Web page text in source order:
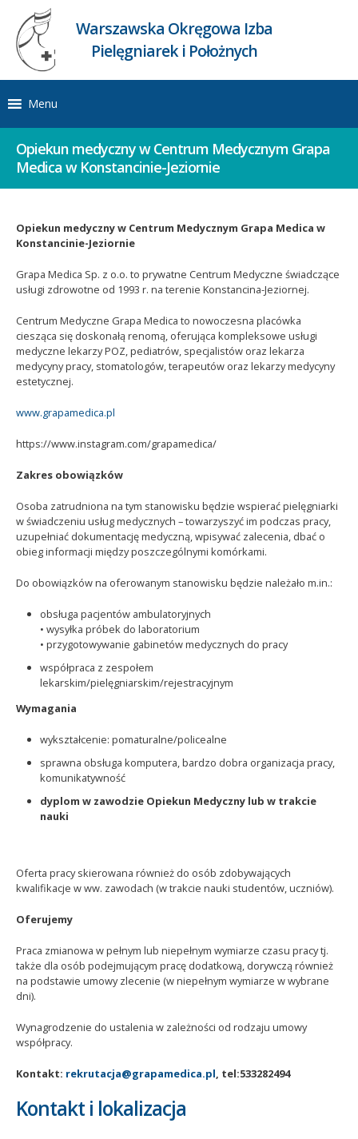
Warszawska Okręgowa Izba
Pielęgniarek i Położnych
Menu
Opiekun medyczny w Centrum Medycznym Grapa
Medica w Konstancinie-Jeziornie
Opiekun medyczny w Centrum Medycznym Grapa Medica w
Konstancinie-Jeziornie
Grapa Medica Sp. z o.o. to prywatne Centrum Medyczne świadczące
usługi zdrowotne od 1993 r. na terenie Konstancina-Jeziornej.
Centrum Medyczne Grapa Medica to nowoczesna placówka
ciesząca się doskonałą renomą, oferująca kompleksowe usługi
medyczne lekarzy POZ, pediatrów, specjalistów oraz lekarza
medycyny pracy, stomatologów, terapeutów oraz lekarzy medycyny
estetycznej.
www.grapamedica.pl
https://www.instagram.com/grapamedica/
Zakres obowiązków
Osoba zatrudniona na tym stanowisku będzie wspierać pielęgniarki
w świadczeniu usług medycznych – towarzyszyć im podczas pracy,
uzupełniać dokumentację medyczną, wpisywać zalecenia, dbać o
obieg informacji między poszczególnymi komórkami.
Do obowiązków na oferowanym stanowisku będzie należało m.in.:
obsługa pacjentów ambulatoryjnych
• wysyłka próbek do laboratorium
• przygotowywanie gabinetów medycznych do pracy
współpraca z zespołem
lekarskim/pielęgniarskim/rejestracyjnym
Wymagania
wykształcenie: pomaturalne/policealne
sprawna obsługa komputera, bardzo dobra organizacja pracy,
komunikatywność
dyplom w zawodzie Opiekun Medyczny lub w trakcie
nauki
Oferta pracy skierowana również do osób zdobywających
kwalifikacje w ww. zawodach (w trakcie nauki studentów, uczniów).
Oferujemy
Praca zmianowa w pełnym lub niepełnym wymiarze czasu pracy tj.
także dla osób podejmującym pracę dodatkową, dorywczą również
na podstawie umowy zlecenie (w niepełnym wymiarze w wybrane
dni).
Wynagrodzenie do ustalenia w zależności od rodzaju umowy
współpracy.
Kontakt: rekrutacja@grapamedica.pl , tel:533282494
Kontakt i lokalizacja